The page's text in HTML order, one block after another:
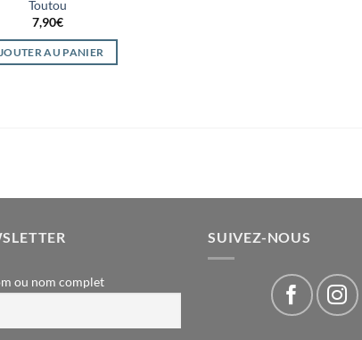
Toutou
7,90€
AU PANIER
ou nom complet
SUIVEZ-NOUS